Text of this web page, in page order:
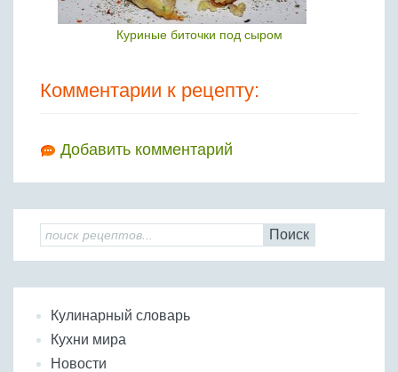
Куриные биточки под сыром
Комментарии к рецепту:
Добавить комментарий
Поиск
Кулинарный словарь
Кухни мира
Новости